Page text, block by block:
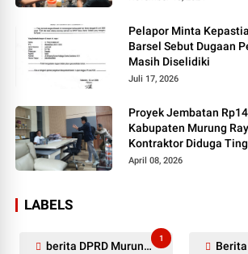
Pelapor Minta
Barsel Sebut Dugaan
Masih Diselidiki
Juli 17, 2026
Proyek Jembatan
Kabupaten Murung
Kontraktor Diduga
April 08, 2026
LABELS
berita DPRD Murung Raya
1